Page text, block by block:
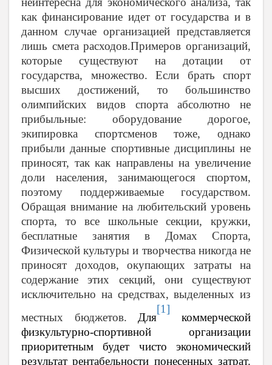
как финансирование идет от государства и в
данном случае организацией представляется
лишь смета расходов.Примеров организаций,
которые существуют на дотации от
государства, множество. Если брать спорт
высших достижений, то большинство
олимпийских видов спорта абсолютно не
прибыльные: оборудование дорогое,
экипировка спортсменов тоже, однако
прибыли данные спортивные дисциплины не
приносят, так как направлены на увеличение
доли населения, занимающегося спортом,
поэтому поддерживаемые государством.
Обращая внимание на любительский уровень
спорта, то все школьные секции, кружки,
бесплатные занятия в Домах Спорта,
Физической культуры и творчества никогда не
приносят доходов, окупающих затраты на
содержание этих секций, они существуют
исключительно на средствах, выделенных из
местных бюджетов. Для
[1]
коммерческой
физкультурно-спортивной организации
приоритетным будет чисто экономический
результат рентабельности понесенных затрат.